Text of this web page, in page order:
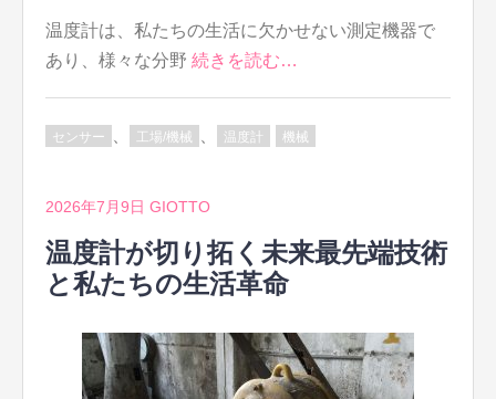
温度計は、私たちの生活に欠かせない測定機器で
あり、様々な分野 続きを読む…
センサー 工場/機械 温度計 機械
2026年7月9日 GIOTTO
温度計が切り拓く未来最先端技術
と私たちの生活革命